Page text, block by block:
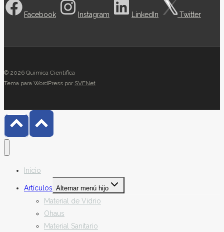
Facebook Instagram LinkedIn Twitter
© 2026 Química Científica
Tema para WordPress por SVFNet
Inicio
Artículos Alternar menú hijo
Material de Vidrio
Ohaus
Material Sanitario